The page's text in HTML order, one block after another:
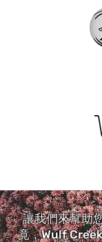
讓我們來幫助
竟，Wulf